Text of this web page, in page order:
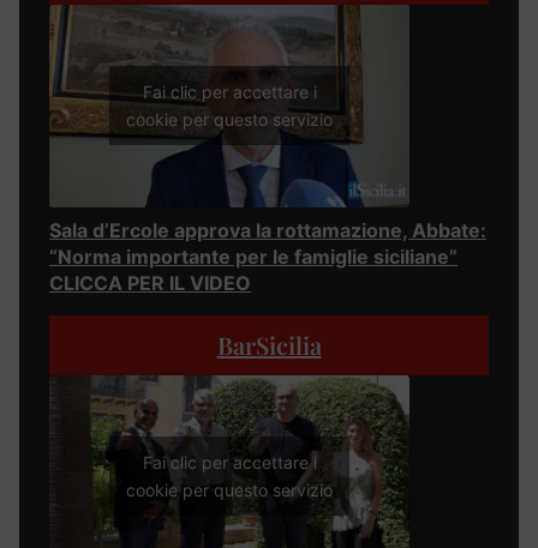
Fai clic per accettare i
cookie per questo servizio
Sala d’Ercole approva la rottamazione, Abbate:
“Norma importante per le famiglie siciliane”
CLICCA PER IL VIDEO
BarSicilia
Fai clic per accettare i
cookie per questo servizio